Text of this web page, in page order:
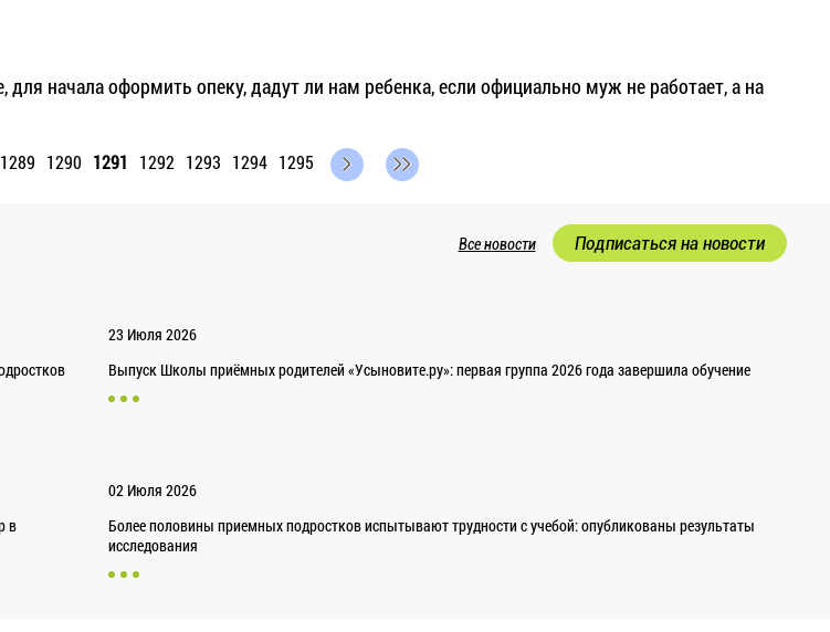
начала оформить опеку, дадут ли нам ребенка, если официально муж не работает, а на
1289 1290 1291 1292 1293 1294 1295
Все новости Подписаться на новости
23 Июля 2026
Выпуск Школы приёмных родителей «Усыновите.ру»: первая группа 2026 года завершила обучение
в
02 Июля 2026
Более половины приемных подростков испытывают трудности с учебой: опубликованы результаты
исследования